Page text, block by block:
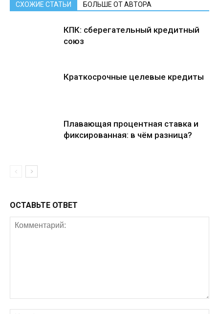
СХОЖИЕ СТАТЬИ БОЛЬШЕ ОТ АВТОРА
КПК: сберегательный кредитный
союз
Краткосрочные целевые кредиты
Плавающая процентная ставка и
фиксированная: в чём разница?
ОСТАВЬТЕ ОТВЕТ